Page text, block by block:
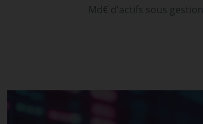
Md€ d'actifs sous gestion